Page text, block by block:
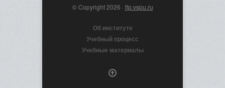
© Copyright 2026 · fip.vspu.ru
Об институте
Учебный процесс
Учебные материалы